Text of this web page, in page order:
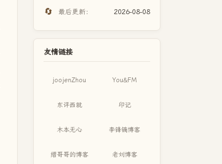
🔄 最后更新： 2026-08-08
友情链接
joojenZhou You&FM
东评西就 印记
木本无心 李锋镝博客
缙哥哥的博客 老刘博客